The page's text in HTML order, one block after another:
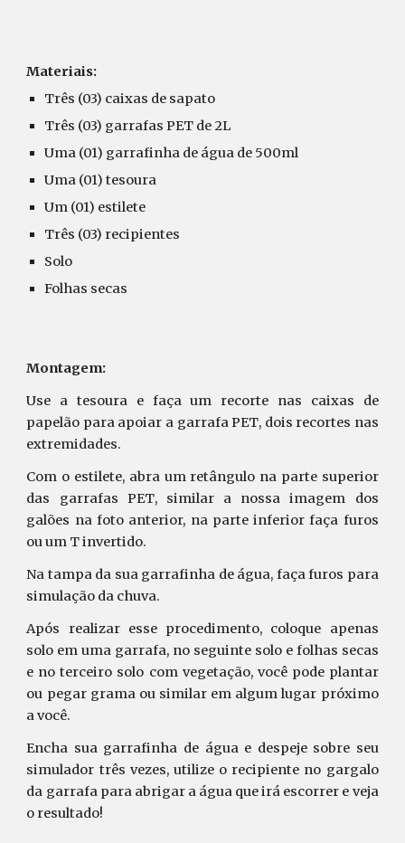
Materiais:
Três (03) caixas de sapato
Três (03) garrafas PET de 2L
Uma (01) garrafinha de água de 500ml
Uma (01)tesoura
Um (01) estilete
Três (03) recipientes
Solo
Folhas secas
Montagem:
Use a tesoura e faça um recorte nas caixas de
papelão para apoiar a garrafaPET, dois recortes nas
extremidades.
Com o estilete, abra um retângulo na parte superior
das garrafas PET, similar a nossa imagem dos
galões na foto anterior, na parte inferior faça furos
ou um T invertido.
Na tampa da sua garrafinha de água, faça furos para
simulação da chuva.
Após realizar esse procedimento, coloque apenas
solo em uma garrafa, no seguinte solo e folhas secas
e no terceiro solo com vegetação, você pode plantar
ou pegar grama ou similar em algum lugar próximo
a você.
Encha sua garrafinha de água e despeje sobre seu
simulador três vezes, utilize o recipiente no gargalo
da garrafa para abrigar a água que irá escorrer e veja
o resultado!